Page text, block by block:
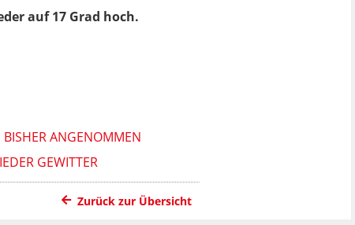
auf 17 Grad hoch.
BISHER ANGENOMMEN
GEWITTER
Zurück zur Übersicht